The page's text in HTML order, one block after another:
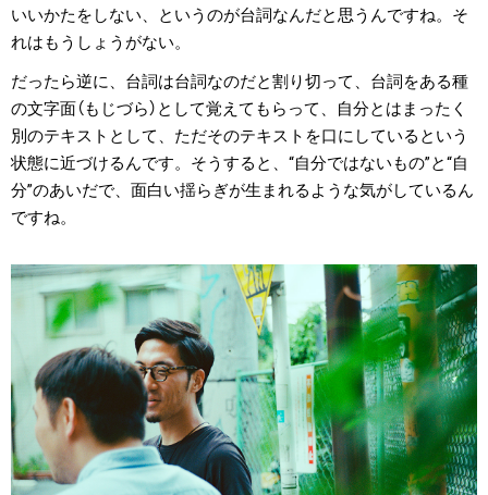
いいかたをしない、というのが台詞なんだと思うんですね。そ
れはもうしょうがない。
だったら逆に、台詞は台詞なのだと割り切って、台詞をある種
の文字面（もじづら）として覚えてもらって、自分とはまったく
別のテキストとして、ただそのテキストを口にしているという
状態に近づけるんです。そうすると、“自分ではないもの”と“自
分”のあいだで、面白い揺らぎが生まれるような気がしているん
ですね。